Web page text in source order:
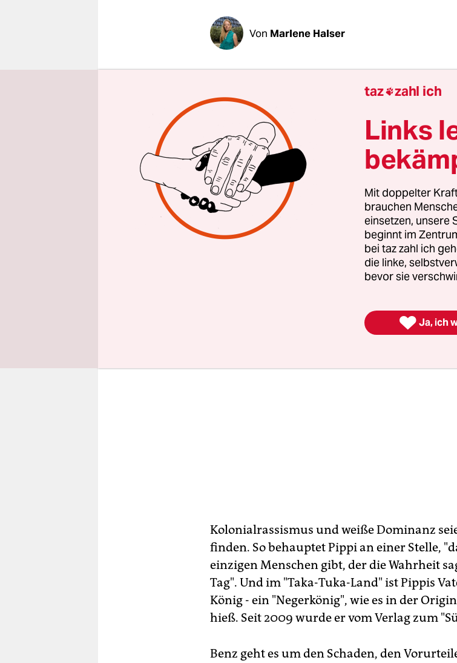
Von Marlene Halser
Pippi Langstrumpf galt bislang als
Frauenbewegung und des Feminismus.
mit den gesellschaftlich vorgegebenen
sich nicht um Autoritäten und
anarchistische Züge schrieb man ihr zu und
Punk, lange vor den Sex Pistols. Nun soll
sein.
"Pippi Langstrumpf ist mit Ressentiments
Benz, Leiter des Zentrums für
Technischen Universität Berlin, am
über "Vorurteile in der Kinder- und
Kolonialrassismus und weiße Dominanz
finden. So behauptet Pippi an einer Stelle,
einzigen Menschen gibt, der die Wahrheit
Tag". Und im "Taka-Tuka-Land" ist Pippis
König - ein "Negerkönig", wie es in der
hieß. Seit 2009 wurde er vom Verlag zum
Benz geht es um den Schaden, den
taz zahl ich
Links
Mit doppelter
brauchen
einsetzen, unsere
beginnt im
bei taz zahl ich
die linke,
bevor sie
 Ja, ich